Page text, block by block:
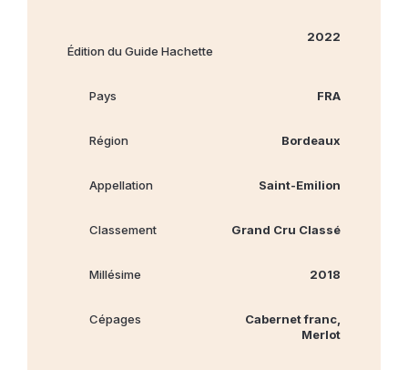
Édition du Guide Hachette
2022
Pays FRA
Région Bordeaux
Appellation Saint-Emilion
Classement Grand Cru Classé
Millésime 2018
Cépages
Cabernet franc,
Merlot